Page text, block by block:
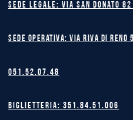
Sede legale: Via San Donato 82 -
Sede operativa: Via Riva di Reno
051.52.07.48
Biglietteria: 351.84.51.006